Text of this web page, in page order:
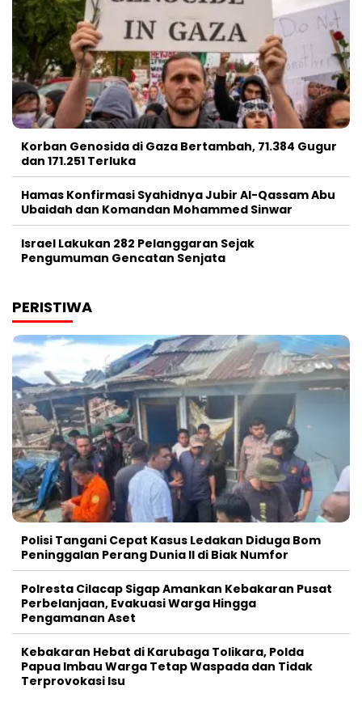
Korban Genosida di Gaza Bertambah, 71.384 Gugur
dan 171.251 Terluka
Hamas Konfirmasi Syahidnya Jubir Al-Qassam Abu
Ubaidah dan Komandan Mohammed Sinwar
Israel Lakukan 282 Pelanggaran Sejak
Pengumuman Gencatan Senjata
PERISTIWA
Polisi Tangani Cepat Kasus Ledakan Diduga Bom
Peninggalan Perang Dunia II di Biak Numfor
Polresta Cilacap Sigap Amankan Kebakaran Pusat
Perbelanjaan, Evakuasi Warga Hingga
Pengamanan Aset
Kebakaran Hebat di Karubaga Tolikara, Polda
Papua Imbau Warga Tetap Waspada dan Tidak
Terprovokasi Isu